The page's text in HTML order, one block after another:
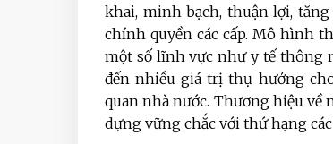
khai, minh bạch, thuận lợi,
chính quyền các cấp. Mô hình
một số lĩnh vực như y tế thông
đến nhiều giá trị thụ hưởng
quan nhà nước. Thương hiệu
dựng vững chắc với thứ hạng các